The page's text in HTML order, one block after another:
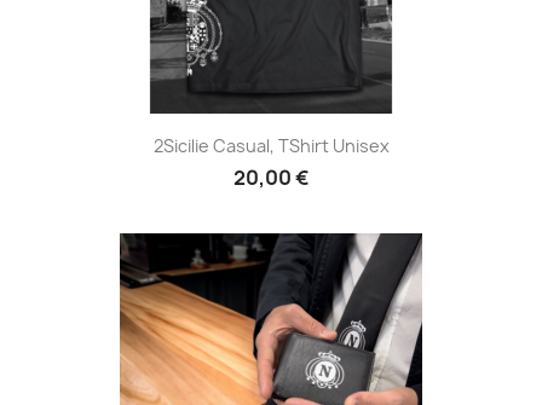
2Sicilie Casual, TShirt Unisex
20,00 €